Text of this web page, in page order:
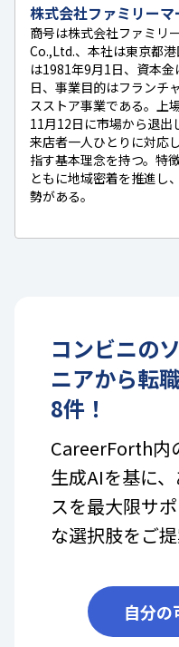
株式会社ファミリーマ
商号は株式会社ファミリ
Co.,Ltd.、本社は東京都
は1981年9月1日、資本
日、事業目的はフランチ
スストア事業である。上
11月12日に市場から退出
来店者一人ひとりに対応
指す基本理念を持つ。特
ともに地域密着を推進し
勢がある。
コンビニの
ニアから転
8件！
CareerForth内
生成AIを基に
スを最大限サ
な選択肢をご提
自分の